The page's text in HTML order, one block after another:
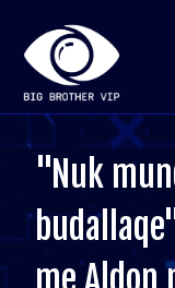
"Nuk
me Aldon